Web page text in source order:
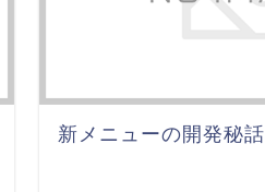
新メニューの開発秘話